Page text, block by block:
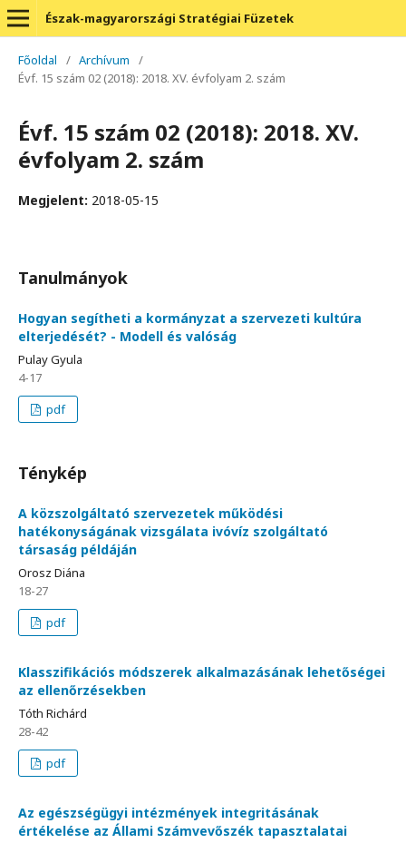
Észak-magyarországi Stratégiai Füzetek
Főoldal / Archívum
/
Évf. 15 szám 02 (2018): 2018. XV. évfolyam 2. szám
Évf. 15 szám 02 (2018): 2018. XV.
évfolyam 2. szám
Megjelent: 2018-05-15
Tanulmányok
Hogyan segítheti a kormányzat a szervezeti kultúra
elterjedését? - Modell és valóság
Pulay Gyula
4-17
pdf
Ténykép
A közszolgáltató szervezetek működési
hatékonyságának vizsgálata ivóvíz szolgáltató
társaság példáján
Orosz Diána
18-27
pdf
Klasszifikációs módszerek alkalmazásának lehetőségei
az ellenőrzésekben
Tóth Richárd
28-42
pdf
Az egészségügyi intézmények integritásának
értékelése az Állami Számvevőszék tapasztalatai